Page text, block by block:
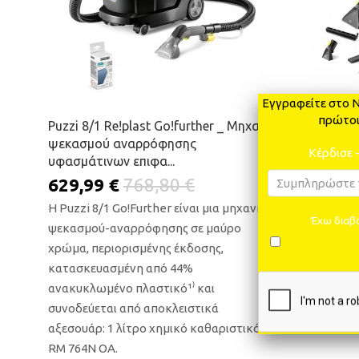
Puzzi 8/1 Re!plast Go!further _ Μηχανή
ψεκασμού αναρρόφησης
υφασμάτινων επιφα...
768,80 €
629,99 €
Η Puzzi 8/1 Go!Further είναι μια μηχανή
ψεκασμού-αναρρόφησης σε μαύρο
χρώμα, περιορισμένης έκδοσης,
κατασκευασμένη από 44%
ανακυκλωμένο πλαστικό¹⁾ και
συνοδεύεται από αποκλειστικά
αξεσουάρ: 1 λίτρο χημικό καθαριστικό
RM 764N OA.
SE 4
309,99
Η SE 4
χρώμα,
Εγγραφείτε στο
πρώτοι
Κέρδισε
Έχω